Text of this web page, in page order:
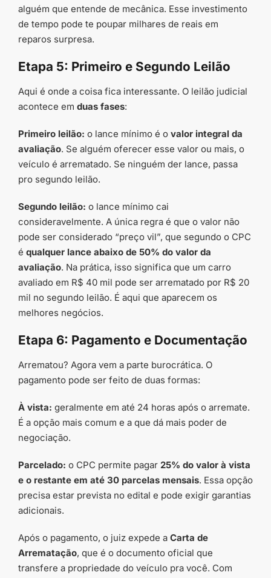
alguém que entende de mecânica. Esse investimento
de tempo pode te poupar milhares de reais em
reparos surpresa.
Etapa 5: Primeiro e Segundo Leilão
Aqui é onde a coisa fica interessante. O leilão judicial
acontece em duas fases:
Primeiro leilão: o lance mínimo é o valor integral da
avaliação. Se alguém oferecer esse valor ou mais, o
veículo é arrematado. Se ninguém der lance, passa
pro segundo leilão.
Segundo leilão: o lance mínimo cai
consideravelmente. A única regra é que o valor não
pode ser considerado “preço vil”, que segundo o CPC
é qualquer lance abaixo de 50% do valor da
avaliação. Na prática, isso significa que um carro
avaliado em R$ 40 mil pode ser arrematado por R$ 20
mil no segundo leilão. É aqui que aparecem os
melhores negócios.
Etapa 6: Pagamento e Documentação
Arrematou? Agora vem a parte burocrática. O
pagamento pode ser feito de duas formas:
À vista: geralmente em até 24 horas após o arremate.
É a opção mais comum e a que dá mais poder de
negociação.
Parcelado: o CPC permite pagar 25% do valor à vista
e o restante em até 30 parcelas mensais. Essa opção
precisa estar prevista no edital e pode exigir garantias
adicionais.
Após o pagamento, o juiz expede a Carta de
Arrematação, que é o documento oficial que
transfere a propriedade do veículo pra você. Com